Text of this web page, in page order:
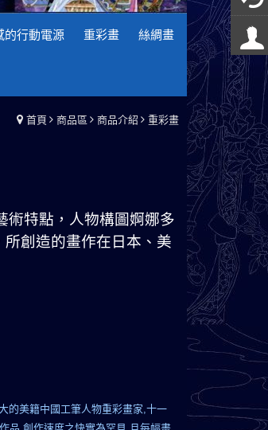
的行動電源 重彩畫 絲綢畫
首頁 商品區 商品介紹 重彩畫
術特點，人物構圖婀娜多
創造的畫作在日本、美
的美籍中國工筆人物重彩畫家,十一